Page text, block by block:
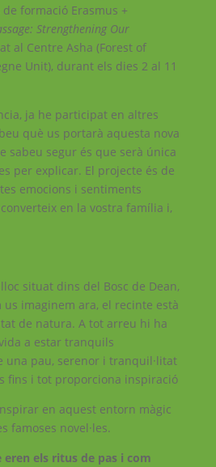
formació Erasmus +
Strengthening Our
al Centre Asha (Forest of
Unit), durant els dies 2 al 11
ja he participat en altres
què us portarà aquesta nova
sabeu segur és que serà única
per explicar. El projecte és de
emocions i sentiments
en la vostra família i,
situat dins del Bosc de Dean,
us imaginem ara, el recinte està
de natura. A tot arreu hi ha
a estar tranquils
una pau, serenor i tranquil·litat
fins i tot proporciona inspiració
en aquest entorn màgic
famoses novel·les.
els ritus de pas i com